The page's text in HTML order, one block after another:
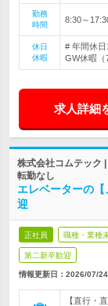
勤務
時間
8:30～
休日
休暇
# 年間休
GW休暇（
求人詳細
株式会社コムテック
転勤なし
エレベーターの
迎
正社員 職種・業種
第二新卒歓迎
情報更新日：2026/07/24
【直行・